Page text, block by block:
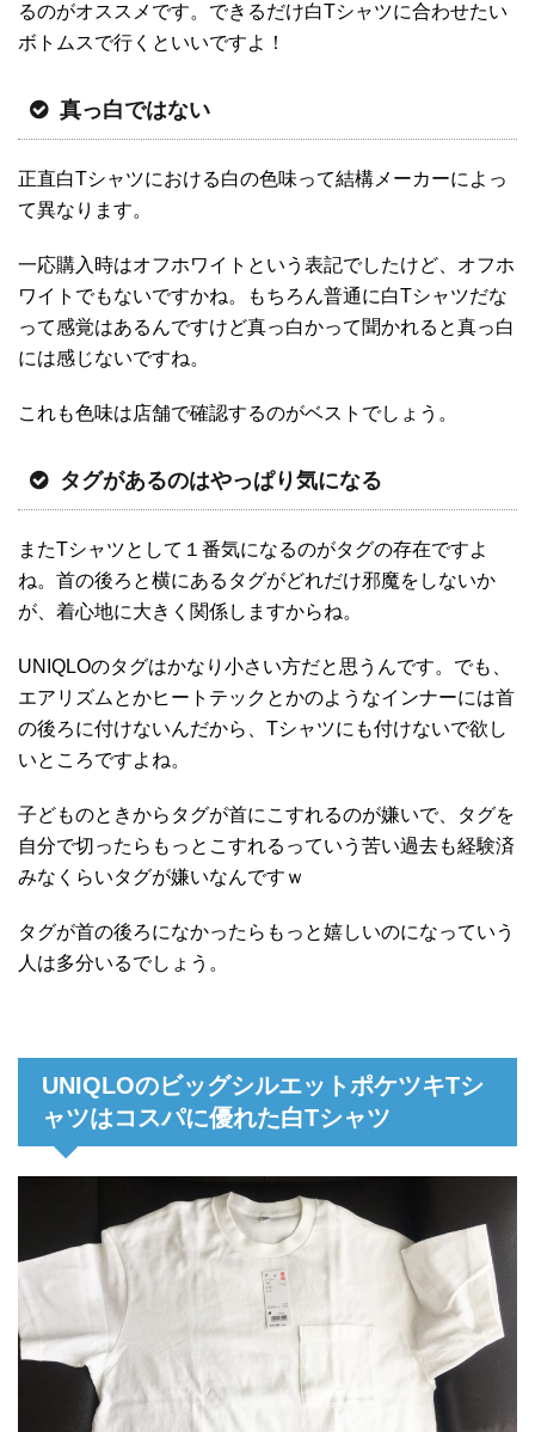
るのがオススメです。できるだけ白Tシャツに合わせたい
ボトムスで行くといいですよ！
真っ白ではない
正直白Tシャツにおける白の色味って結構メーカーによっ
て異なります。
一応購入時はオフホワイトという表記でしたけど、オフホ
ワイトでもないですかね。もちろん普通に白Tシャツだな
って感覚はあるんですけど真っ白かって聞かれると真っ白
には感じないですね。
これも色味は店舗で確認するのがベストでしょう。
タグがあるのはやっぱり気になる
またTシャツとして１番気になるのがタグの存在ですよ
ね。首の後ろと横にあるタグがどれだけ邪魔をしないか
が、着心地に大きく関係しますからね。
UNIQLOのタグはかなり小さい方だと思うんです。でも、
エアリズムとかヒートテックとかのようなインナーには首
の後ろに付けないんだから、Tシャツにも付けないで欲し
いところですよね。
子どものときからタグが首にこすれるのが嫌いで、タグを
自分で切ったらもっとこすれるっていう苦い過去も経験済
みなくらいタグが嫌いなんですｗ
タグが首の後ろになかったらもっと嬉しいのになっていう
人は多分いるでしょう。
UNIQLOのビッグシルエットポケツキTシ
ャツはコスパに優れた白Tシャツ